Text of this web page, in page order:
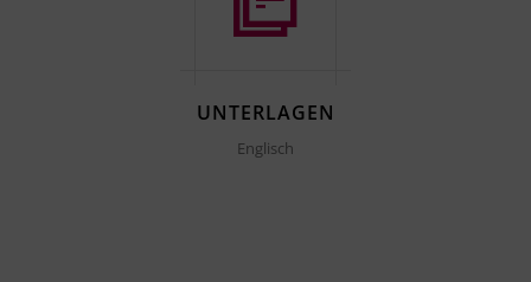
UNTERLAGEN
Englisch